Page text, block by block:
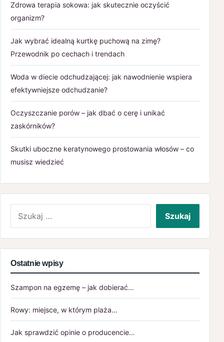
Zdrowa terapia sokowa: jak skutecznie oczyścić
organizm?
Jak wybrać idealną kurtkę puchową na zimę?
Przewodnik po cechach i trendach
Woda w diecie odchudzającej: jak nawodnienie wspiera
efektywniejsze odchudzanie?
Oczyszczanie porów – jak dbać o cerę i unikać
zaskórników?
Skutki uboczne keratynowego prostowania włosów – co
musisz wiedzieć
Ostatnie wpisy
Szampon na egzemę – jak dobierać…
Rowy: miejsce, w którym plaża…
Jak sprawdzić opinie o producencie…